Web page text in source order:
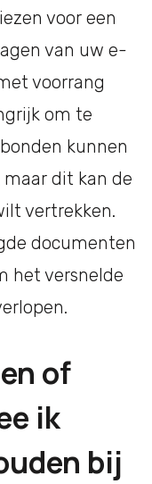
voor een
van uw e-
voorrang
om te
kunnen
maar dit kan de
vertrekken.
documenten
het versnelde
of
ik
bij